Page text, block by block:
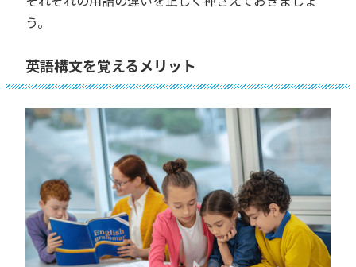
う。
英語構文を覚えるメリット